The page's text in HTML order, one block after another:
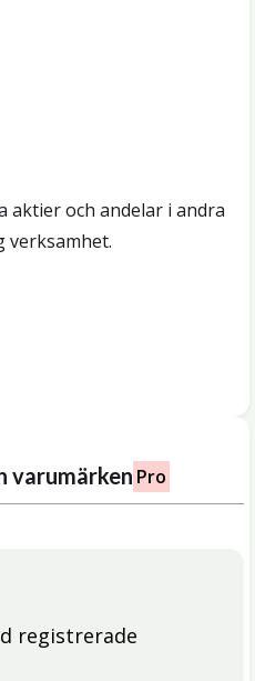
aktier och andelar i andra
verksamhet.
varumärken Pro
registrerade